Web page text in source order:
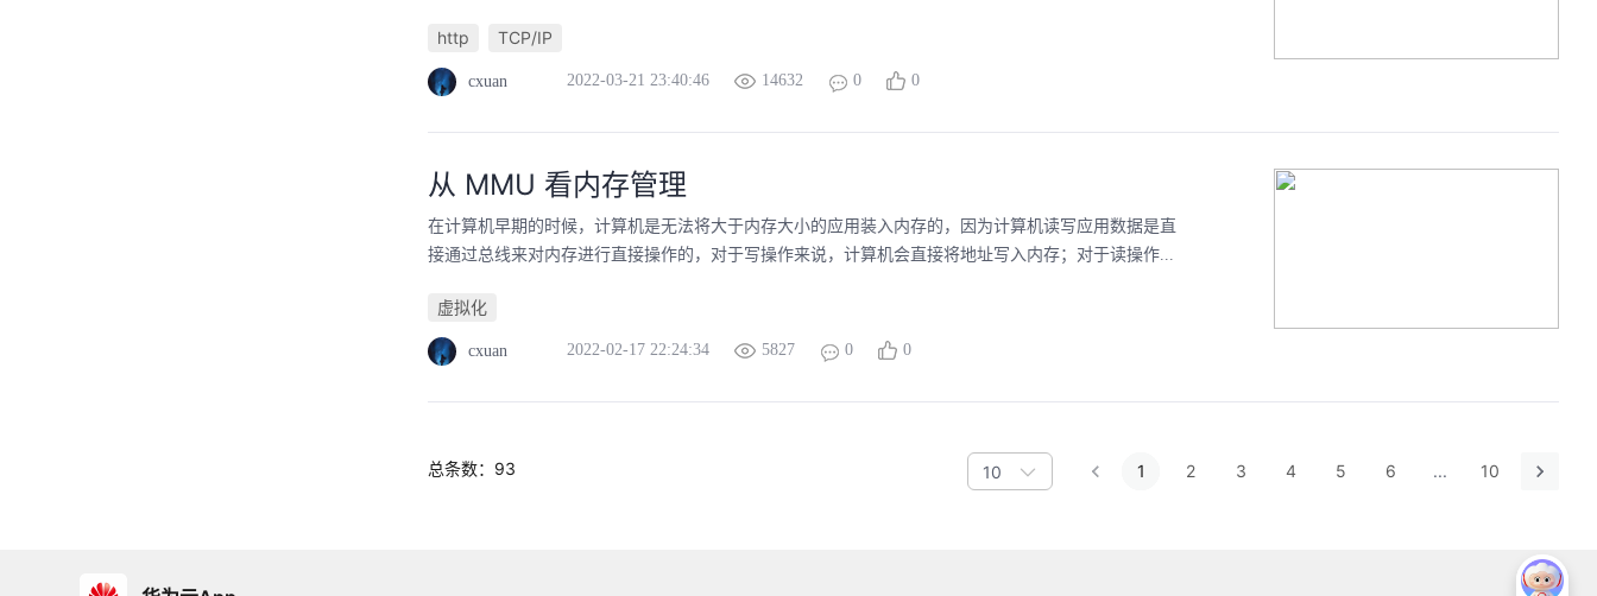
http TCP/IP
cxuan 2022-03-21 23:40:46 14632 0 0
从 MMU 看内存管理
在计算机早期的时候，计算机是无法将大于内存大小的应用装入内存的，因为计算机读写应用数据是直
接通过总线来对内存进行直接操作的，对于写操作来说，计算机会直接将地址写入内存；对于读操作...
虚拟化
cxuan 2022-02-17 22:24:34 5827 0 0
总条数：93 10 1 2 3 4 5 6 ... 10